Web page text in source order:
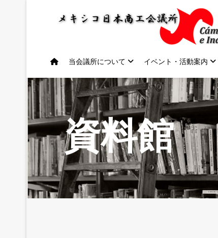
当会議所について イベント・活動案内
資料館